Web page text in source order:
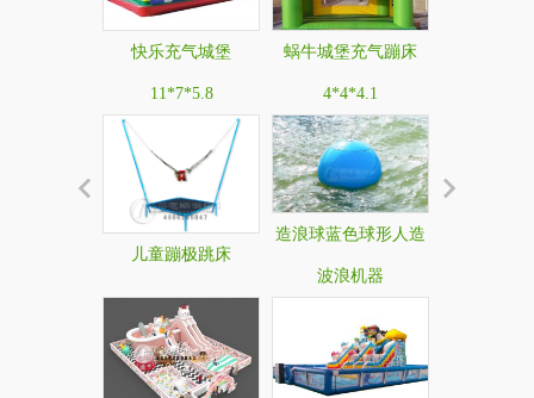
快乐充气城堡
11*7*5.8
蜗牛城堡充气蹦床
4*4*4.1
儿童蹦极跳床
造浪球蓝色球形人造
波浪机器